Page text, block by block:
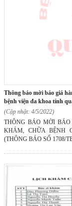
thông báo mời báo giá hàng hóa cấp bách phục vụ công tác khám, chữa bệnh của
bệnh viện đa khoa tỉnh
(Cập nhật: 4/5/2022)
THÔNG BÁO MỜI
KHÁM, CHỮA BỆNH
(THÔNG BÁO SỐ 1708/